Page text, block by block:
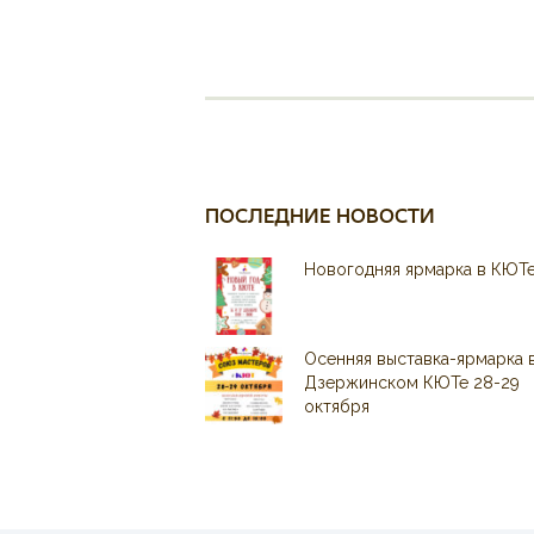
ПОСЛЕДНИЕ НОВОСТИ
Новогодняя ярмарка в
Осенняя выставка-ярмарка
Дзержинском КЮТе 28-29
октября